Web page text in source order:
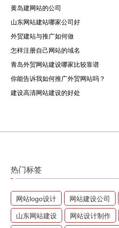
黄岛建网站的公司
山东网站建站哪家公司好
外贸建站与推广如何做
怎样注册自己网站的域名
青岛外贸网站建设哪家比较靠谱
你能告诉我如何推广外贸网站吗？
建设高清网站建设的好处
热门标签
网站logo设计 网站建设公司
山东网站建设 网站设计制作